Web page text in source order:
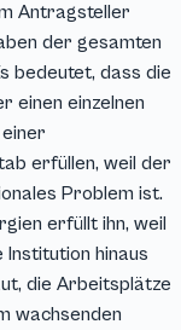
Antragsteller
der gesamten
bedeutet, dass die
einen einzelnen
erfüllen, weil der
Problem ist.
erfüllt ihn, weil
hinaus
die Arbeitsplätze
wachsenden